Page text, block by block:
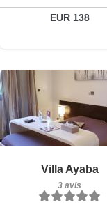
EUR 138
Réserver
Villa Ayaba
3 avis
3 avis